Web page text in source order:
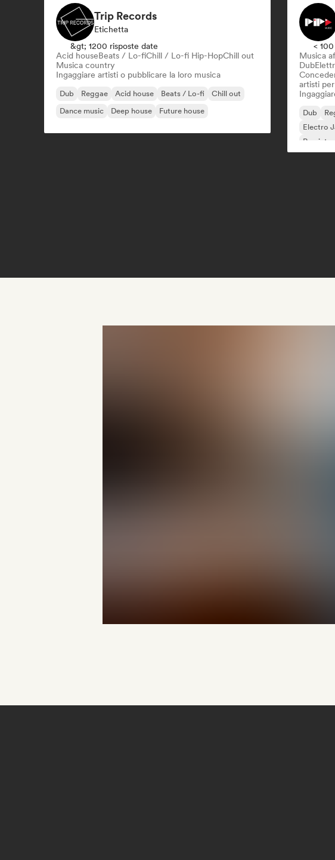
Trip Records
Etichetta
&gt; 1200 risposte date
Acid houseBeats / Lo-fiChill / Lo-fi Hip-HopChill out
Musica country
Ingaggiare artisti o pubblicare la loro musica
Dub Reggae Acid house Beats / Lo-fi
Chill out
Dance music
Deep house Future house
<
Musica
Dub
artisti
Dub
Electro
Rap